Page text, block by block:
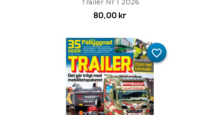
80,00 kr
favorite_border